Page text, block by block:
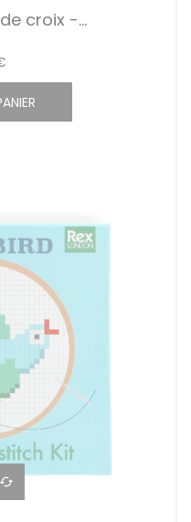
croix -...
